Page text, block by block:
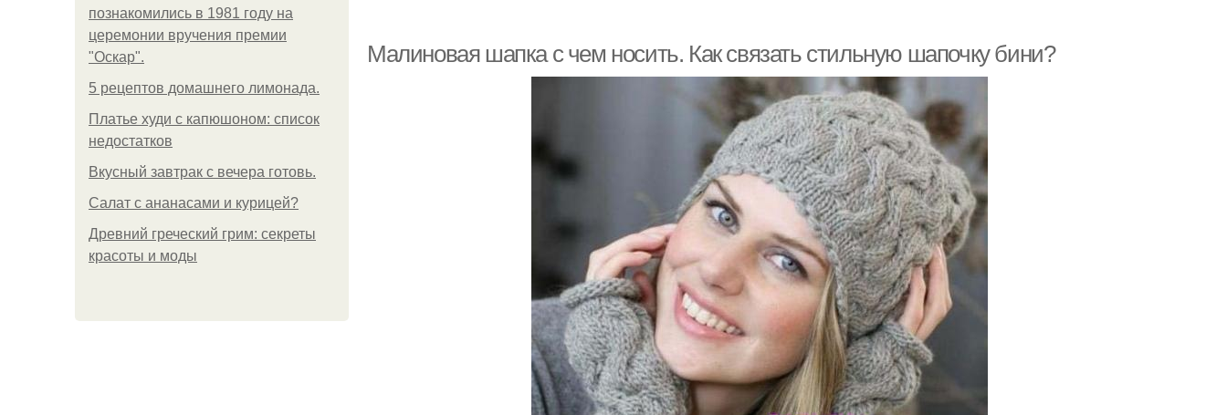
познакомились в 1981 году на
церемонии вручения премии
"Оскар".
5 рецептов домашнего лимонада.
Платье худи с капюшоном: список
недостатков
Вкусный завтрак с вечера готовь.
Салат с ананасами и курицей?
Древний греческий грим: секреты
красоты и моды
Малиновая шапка с чем носить. Как связать стильную шапочку бини?